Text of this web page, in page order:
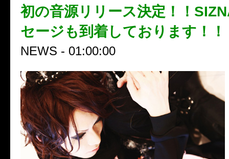
初の音源リリース決定！！
セージも到着しております！！
NEWS - 01:00:00